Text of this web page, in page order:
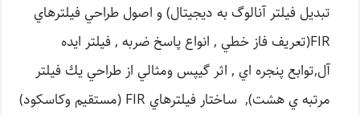
تبديل فيلتر آنالوگ به ديجيتال) و اصول طراحي فيلترهاي
FIR(تعريف فاز خطي , انواع پاسخ ضربه , فيلتر ايده
آل,توابع پنجره اي , اثر گيپس ومثالي از طراحي يك فيلتر
مرتبه ي هشت), ساختار فيلترهاي FIR (مستقيم وكاسكود)